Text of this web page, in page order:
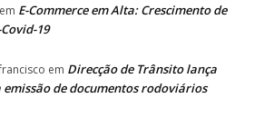
E-Commerce em Alta: Crescimento de
19
em Direcção de Trânsito lança
de documentos rodoviários